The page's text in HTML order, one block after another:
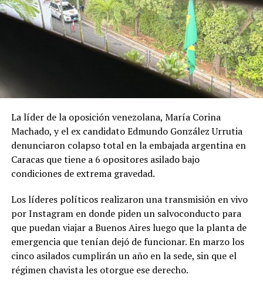
La líder de la oposición venezolana, María Corina
Machado, y el ex candidato Edmundo González Urrutia
denunciaron colapso total en la embajada argentina en
Caracas que tiene a 6 opositores asilado bajo
condiciones de extrema gravedad.
Los líderes políticos realizaron una transmisión en vivo
por Instagram en donde piden un salvoconducto para
que puedan viajar a Buenos Aires luego que la planta de
emergencia que tenían dejó de funcionar. En marzo los
cinco asilados cumplirán un año en la sede, sin que el
régimen chavista les otorgue ese derecho.